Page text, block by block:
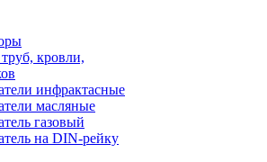
кровли,
инфрактасные
масляные
газовый
на DIN-рейку